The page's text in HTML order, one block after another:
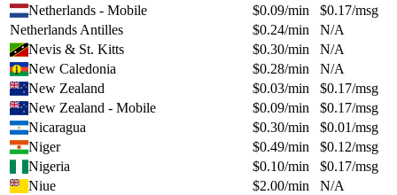
Netherlands - Mobile
$0.09/min $0.17/msg
Netherlands Antilles
$0.24/min
N/A
Nevis & St. Kitts
$0.30/min
N/A
New Caledonia
$0.28/min
N/A
New Zealand
$0.03/min $0.17/msg
New Zealand - Mobile
$0.09/min $0.17/msg
Nicaragua
$0.30/min $0.01/msg
Niger
$0.49/min $0.12/msg
Nigeria
$0.10/min $0.17/msg
Niue
$2.00/min
N/A